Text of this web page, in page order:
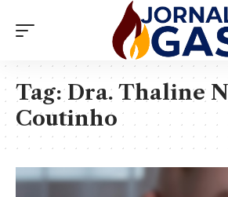
Tag:Dra. Thaline
Coutinho